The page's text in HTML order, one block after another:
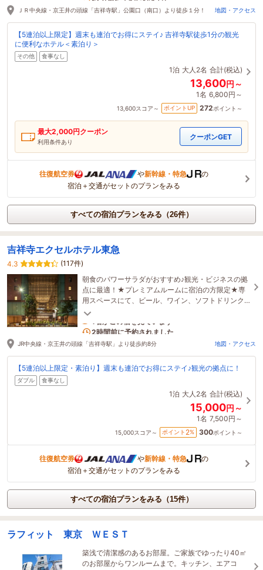
27分前に予約されました
ＪＲ中央線・京王井の頭線「吉祥寺駅」公園口（南口）より徒歩１分！ 地図・アクセス
【5連泊以上限定】週末も連泊でお得にステイ♪ 吉祥寺駅徒歩1分の観光
に便利なホテル＜素泊り＞
その他 食事なし
1泊 大人2名 合計(税込)
13,600円～
1名 6,800円～
13,600スコア～ ポイントUP 272ポイント～
最大2,000円クーポン
利用条件あり
クーポンGET
往復航空券 や新幹線・特急
の
宿泊＋交通がセットのプランをみる
すべての宿泊プランをみる（26件）
吉祥寺エクセルホテル東急
4.3
(117件)
朝食のパワーサラダがおすすめ♪観光・ビジネスの拠
点に最適！★プレミアムルームに宿泊の方限定★専
用スペースにて、ビール、ワイン、ソフトドリンク
の他、スナック類をご用意♪
1名がこの宿を見ています
2時間前に予約されました
JR中央線・京王井の頭線「吉祥寺駅」より徒歩約8分 地図・アクセス
【5連泊以上限定・素泊り】週末も連泊でお得にステイ♪観光の拠点に！
ダブル 食事なし
1泊 大人2名 合計(税込)
15,000円～
1名 7,500円～
15,000スコア～ ポイント 2% 300ポイント～
往復航空券 や新幹線・特急
の
宿泊＋交通がセットのプランをみる
すべての宿泊プランをみる（15件）
ラフィット 東京 ＷＥＳＴ
築浅で清潔感のあるお部屋。ご家族でゆったり40㎡
のお部屋からワンルームまで。キッチン、エアコ